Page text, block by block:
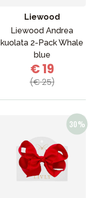
Liewood
Liewood Andrea
kuolata 2-Pack Whale
blue
€ 19
(€ 25)